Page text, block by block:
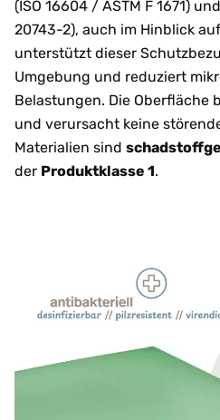
(ISO 16604 / ASTM F 1671) und
20743-2), auch im Hinblick
unterstützt dieser
Umgebung und reduziert
Belastungen. Die Oberfläche
und verursacht keine
Materialien sind
der Produktklasse 1.